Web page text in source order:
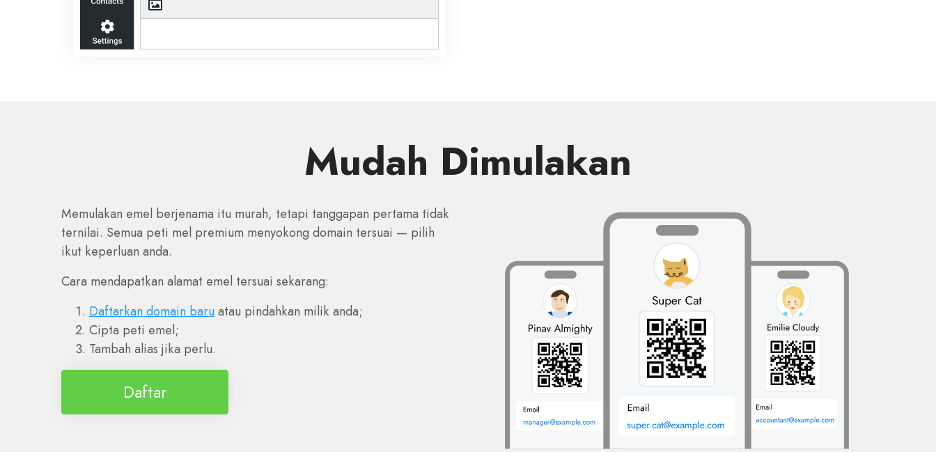
Mudah Dimulakan
Memulakan emel berjenama itu murah, tetapi tanggapan pertama tidak
ternilai. Semua peti mel premium menyokong domain tersuai — pilih
ikut keperluan anda.
Cara mendapatkan alamat emel tersuai sekarang:
Daftarkan domain baruatau pindahkan milik anda;
Cipta peti emel;
Tambah alias jika perlu.
Daftar